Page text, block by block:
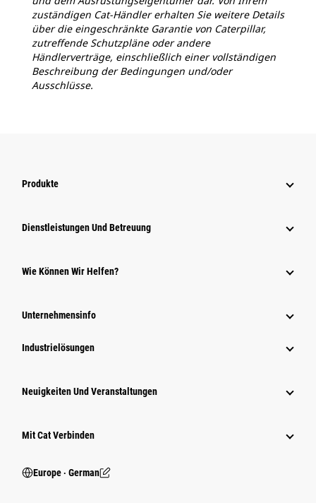
zuständigen Cat-Händler erhalten Sie weitere Details
über die eingeschränkte Garantie von Caterpillar,
zutreffende Schutzpläne oder andere
Händlerverträge, einschließlich einer vollständigen
Beschreibung der Bedingungen und/oder
Ausschlüsse.
Produkte
Dienstleistungen Und Betreuung
Wie Können Wir Helfen?
Unternehmensinfo
Industrielösungen
Neuigkeiten Und Veranstaltungen
Mit Cat Verbinden
Europe ‧ German